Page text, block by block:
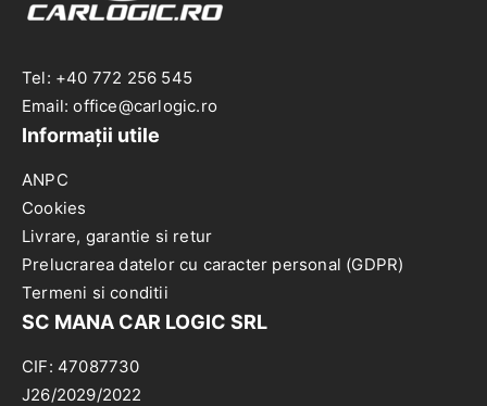
Tel: +40 772 256 545
Email: office@carlogic.ro
Informații utile
ANPC
Cookies
Livrare, garantie si retur
Prelucrarea datelor cu caracter personal (GDPR)
Termeni si conditii
SC MANA CAR LOGIC SRL
CIF: 47087730
J26/2029/2022